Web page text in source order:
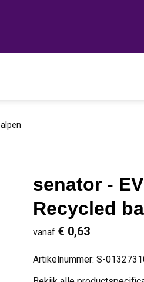
senator -
Recycled
vanaf € 0,63
Artikelnummer: S-